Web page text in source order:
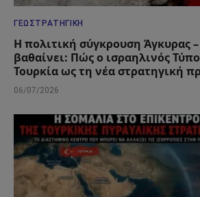
ΓΕΩΣΤΡΑΤΗΓΙΚΉ
Η πολιτική σύγκρουση Άγκυρας
βαθαίνει: Πώς ο ισραηλινός
Τουρκία ως τη νέα στρατηγική
06/07/2026